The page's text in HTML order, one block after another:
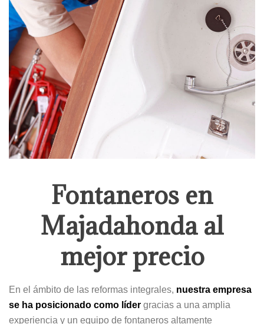
Fontaneros en
Majadahonda al
mejor precio
En el ámbito de las reformas integrales, nuestra empresa
se ha posicionado como líder gracias a una amplia
experiencia y un equipo de fontaneros altamente